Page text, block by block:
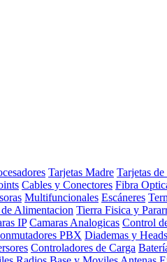
Tarjetas Madre Tarjetas
Cables y Conectores Fibra
Multifuncionales Escáneres
de Alimentacion Tierra Fisica y
IP Camaras Analogicas Control
PBX Diademas y
Controladores de Carga